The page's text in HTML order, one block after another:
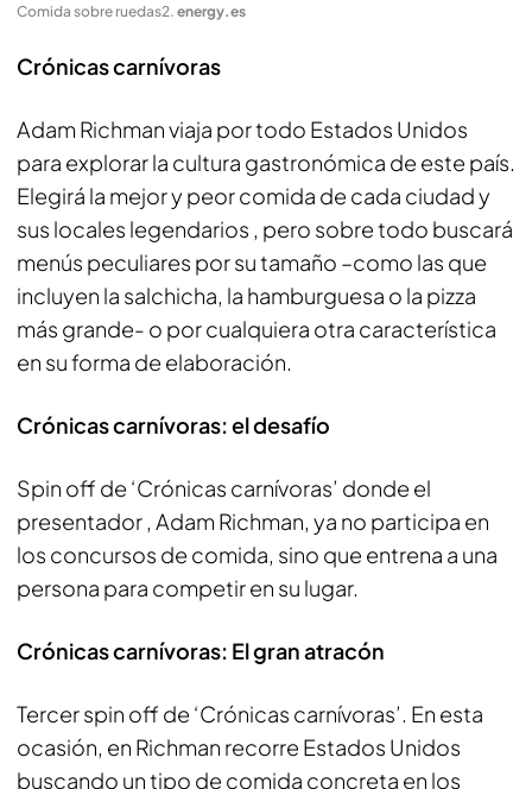
Comida sobre ruedas2. energy.es
Crónicas carnívoras
Adam Richman viaja por todo Estados Unidos
para explorar la cultura gastronómica de este país.
Elegirá la mejor y peor comida de cada ciudad y
sus locales legendarios , pero sobre todo buscará
menús peculiares por su tamaño –como las que
incluyen la salchicha, la hamburguesa o la pizza
más grande- o por cualquiera otra característica
en su forma de elaboración.
Crónicas carnívoras: el desafío
Spin off de ‘Crónicas carnívoras’ donde el
presentador , Adam Richman, ya no participa en
los concursos de comida, sino que entrena a una
persona para competir en su lugar.
Crónicas carnívoras: El gran atracón
Tercer spin off de ‘Crónicas carnívoras’. En esta
ocasión, en Richman recorre Estados Unidos
buscando un tipo de comida concreta en los